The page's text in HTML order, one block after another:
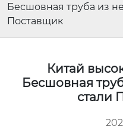
Бесшовная труба из
Поставщик
Китай
Бесшовная
стали